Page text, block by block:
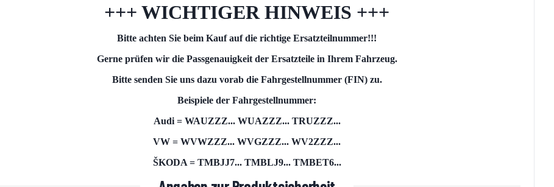
+++ WICHTIGER HINWEIS +++
Bitte achten Sie beim Kauf auf die richtige Ersatzteilnummer!!!
Gerne prüfen wir die Passgenauigkeit der Ersatzteile in Ihrem Fahrzeug.
Bitte senden Sie uns dazu vorab die Fahrgestellnummer (FIN) zu.
Beispiele der Fahrgestellnummer:
Audi = WAUZZZ... WUAZZZ... TRUZZZ...
VW = WVWZZZ... WVGZZZ... WV2ZZZ...
ŠKODA = TMBJJ7... TMBLJ9... TMBET6...